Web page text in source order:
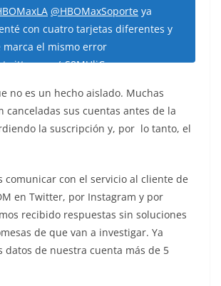
qmYrjwU9JP
Arcangel (@Jarhex)July 30,
@HBOMaxSoporte ya
con cuatro tarjetas diferentes y
marca el mismo error
rS8MUliCzo
(@perrillo83)July 23, 2021
no es un hecho aislado. Muchas
canceladas sus cuentas antes de la
la suscripción y, por lo tanto, el
comunicar con el servicio al cliente de
en Twitter, por Instagram y por
recibido respuestas sin soluciones
de que van a investigar. Ya
datos de nuestra cuenta más de 5